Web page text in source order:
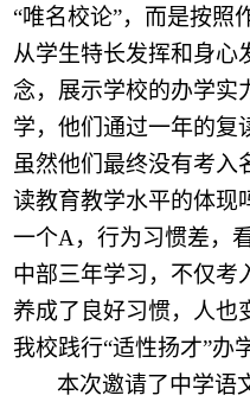
“唯名校论”，而是按照
从学生特长发挥和身心
念，展示学校的办学实
学，他们通过一年的复
虽然他们最终没有考入
读教育教学水平的体现
一个A，行为习惯差，
中部三年学习，不仅考
养成了良好习惯，人也
我校践行“适性扬才”办
本次邀请了中学语